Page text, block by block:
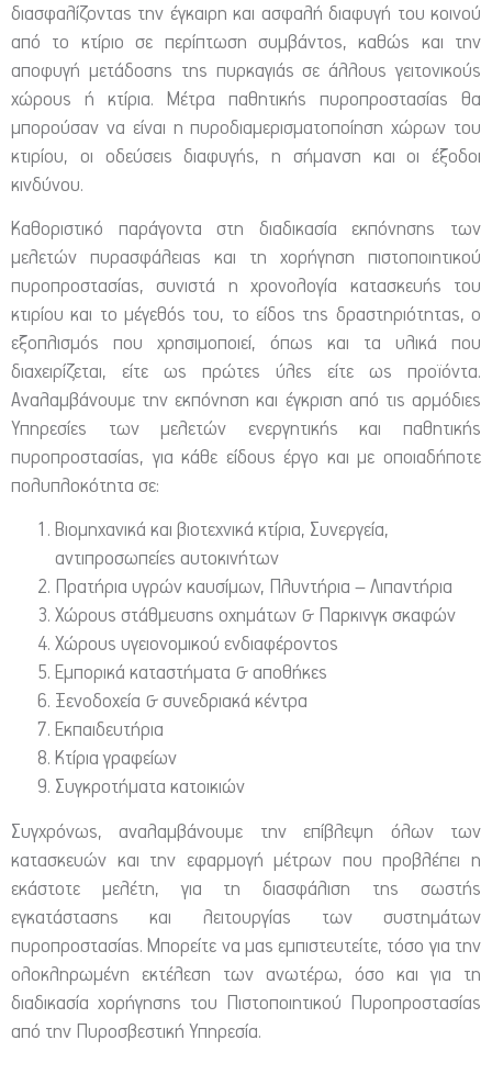
διασφαλίζοντας την έγκαιρη και ασφαλή διαφυγή του κοινού
από το κτίριο σε περίπτωση συμβάντος, καθώς και την
αποφυγή μετάδοσης της πυρκαγιάς σε άλλους γειτονικούς
χώρους ή κτίρια. Μέτρα παθητικής πυροπροστασίας θα
μπορούσαν να είναι η πυροδιαμερισματοποίηση χώρων του
κτιρίου, οι οδεύσεις διαφυγής, η σήμανση και οι έξοδοι
κινδύνου.
Καθοριστικό παράγοντα στη διαδικασία εκπόνησης των
μελετών πυρασφάλειας και τη χορήγηση πιστοποιητικού
πυροπροστασίας, συνιστά η χρονολογία κατασκευής του
κτιρίου και το μέγεθός του, το είδος της δραστηριότητας, ο
εξοπλισμός που χρησιμοποιεί, όπως και τα υλικά που
διαχειρίζεται, είτε ως πρώτες ύλες είτε ως προϊόντα.
Αναλαμβάνουμε την εκπόνηση και έγκριση από τις αρμόδιες
Υπηρεσίες των μελετών ενεργητικής και παθητικής
πυροπροστασίας, για κάθε είδους έργο και με οποιαδήποτε
πολυπλοκότητα σε:
Βιομηχανικά και βιοτεχνικά κτίρια, Συνεργεία,
αντιπροσωπείες αυτοκινήτων
Πρατήρια υγρών καυσίμων, Πλυντήρια – Λιπαντήρια
Χώρους στάθμευσης οχημάτων & Παρκινγκ σκαφών
Χώρους υγειονομικού ενδιαφέροντος
Εμπορικά καταστήματα & αποθήκες
Ξενοδοχεία & συνεδριακά κέντρα
Εκπαιδευτήρια
Κτίρια γραφείων
Συγκροτήματα κατοικιών
Συγχρόνως, αναλαμβάνουμε την επίβλεψη όλων των
κατασκευών και την εφαρμογή μέτρων που προβλέπει η
εκάστοτε μελέτη, για τη διασφάλιση της σωστής
εγκατάστασης και λειτουργίας των συστημάτων
πυροπροστασίας. Μπορείτε να μας εμπιστευτείτε, τόσο για την
ολοκληρωμένη εκτέλεση των ανωτέρω, όσο και για τη
διαδικασία χορήγησης του Πιστοποιητικού Πυροπροστασίας
από την Πυροσβεστική Υπηρεσία.